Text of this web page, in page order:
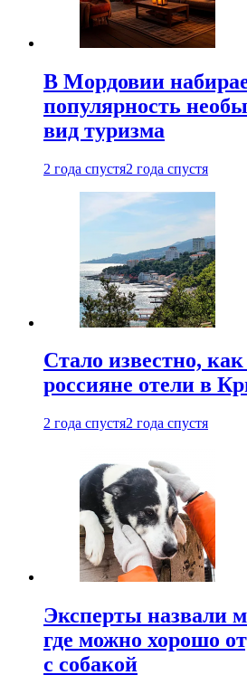
В Мордовии
популярность
вид туризма
2 года спустя2 года спустя
Стало известно,
россияне отели в
2 года спустя2 года спустя
Эксперты назвали
где можно хорошо
с собакой